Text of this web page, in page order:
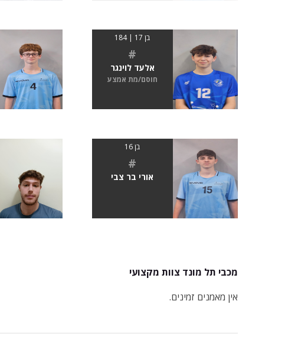
בן 17 | 184
#
אלעד לוינגר
חוסם/מת אמצע
בן 16
#
אורי בר צבי
מכבי תל מונד צוות מקצועי
אין מאמנים זמינים.